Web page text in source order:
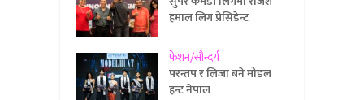
हमाल लिग प्रेसिडेन्ट
फेशन/सौन्दर्य
परन्तप र लिजा बने मोडल
हन्ट नेपाल